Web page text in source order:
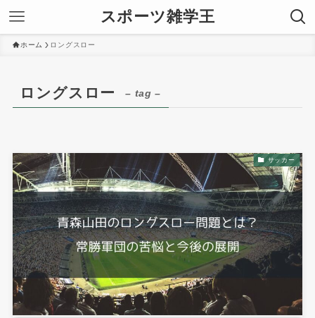
スポーツ雑学王
ホーム ロングスロー
ロングスロー – tag –
サッカー